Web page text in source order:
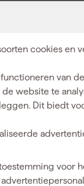
cookies en
van
website te
Dit biedt
voor
is om gebruik
inhoud of het